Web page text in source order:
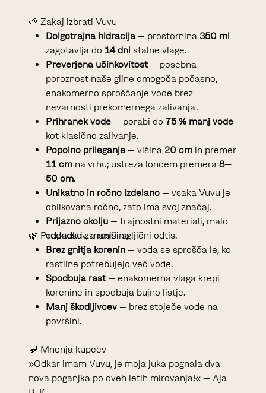
🌱 Zakaj izbrati Vuvu
Dolgotrajna hidracija– prostornina 350 ml
zagotavlja do 14 dni stalne vlage.
Preverjena učinkovitost– posebna
poroznost naše gline omogoča počasno,
enakomerno sproščanje vode brez
nevarnosti prekomernega zalivanja.
Prihranek vode – porabi do75 % manj vode
kot klasično zalivanje.
Popolno prileganje – višina 20 cm in premer
11 cm na vrhu; ustreza loncem premera8–
50 cm.
Unikatno in ročno izdelano – vsaka Vuvu je
oblikovana ročno, zato ima svoj značaj.
Prijazno okolju – trajnostni materiali, malo
odpadkov, manjši ogljični odtis.
🌿 Prednosti za rastline
Brez gnitja korenin – voda se sprošča le, ko
rastline potrebujejo več vode.
Spodbuja rast– enakomerna vlaga krepi
korenine in spodbuja bujno listje.
Manj škodljivcev – brez stoječe vode na
površini.
💬 Mnenja kupcev
»Odkar imam Vuvu, je moja juka pognala dva
nova poganjka po dveh letih mirovanja!« – Aja